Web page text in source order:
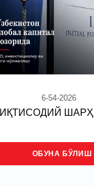
6-54-2026
ИҚТИСОДИЙ ШАРҲ
ОБУНА БЎЛИШ